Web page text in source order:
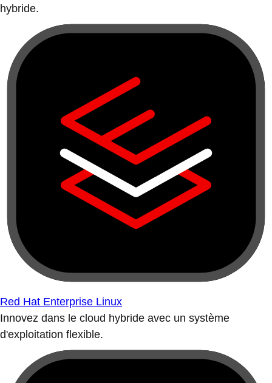
hybride.
Red Hat Enterprise Linux
Innovez dans le cloud hybride avec un système
d'exploitation flexible.